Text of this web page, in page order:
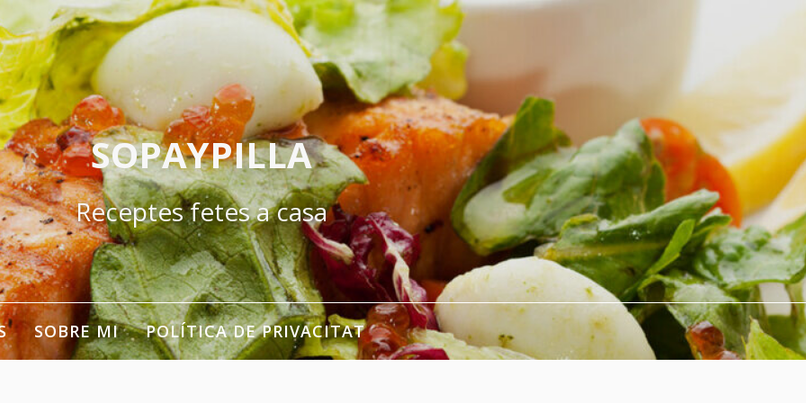
SOPAYPILLA
Receptes fetes a casa
SOBRE MI POLÍTICA DE PRIVACITAT